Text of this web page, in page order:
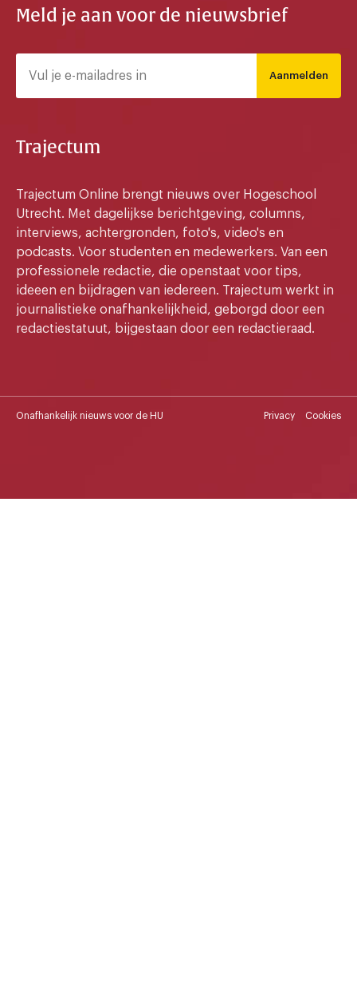
Meld je aan voor de nieuwsbrief
Aanmelden
Trajectum
Trajectum Online brengt nieuws over Hogeschool
Utrecht. Met dagelijkse berichtgeving, columns,
interviews, achtergronden, foto's, video's en
podcasts. Voor studenten en medewerkers. Van een
professionele redactie, die openstaat voor tips,
ideeen en bijdragen van iedereen. Trajectum werkt in
journalistieke onafhankelijkheid, geborgd door een
redactiestatuut, bijgestaan door een redactieraad.
Onafhankelijk nieuws voor de HU Privacy Cookies